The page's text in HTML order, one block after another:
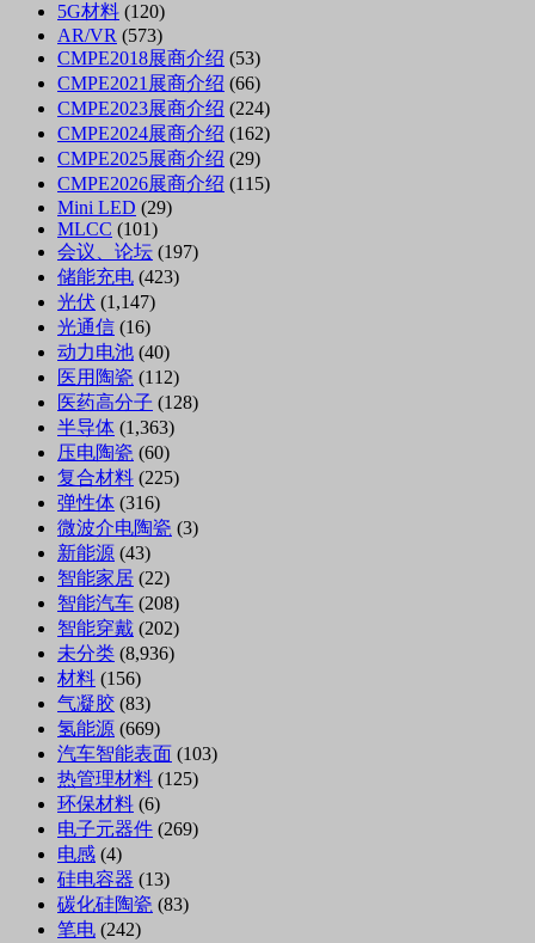
5G材料 (120)
AR/VR (573)
CMPE2018展商介绍 (53)
CMPE2021展商介绍 (66)
CMPE2023展商介绍 (224)
CMPE2024展商介绍 (162)
CMPE2025展商介绍 (29)
CMPE2026展商介绍 (115)
Mini LED (29)
MLCC (101)
会议、论坛 (197)
储能充电 (423)
光伏 (1,147)
光通信 (16)
动力电池 (40)
医用陶瓷 (112)
医药高分子 (128)
半导体 (1,363)
压电陶瓷 (60)
复合材料 (225)
弹性体 (316)
微波介电陶瓷 (3)
新能源 (43)
智能家居 (22)
智能汽车 (208)
智能穿戴 (202)
未分类 (8,936)
材料 (156)
气凝胶 (83)
氢能源 (669)
汽车智能表面 (103)
热管理材料 (125)
环保材料 (6)
电子元器件 (269)
电感 (4)
硅电容器 (13)
碳化硅陶瓷 (83)
笔电 (242)